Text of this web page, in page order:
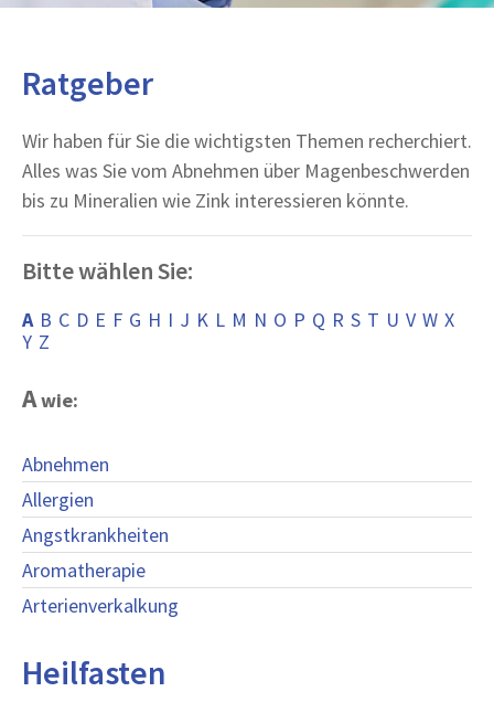
Ratgeber
Wir haben für Sie die wichtigsten Themen recherchiert.
Alles was Sie vom Abnehmen über Magenbeschwerden
bis zu Mineralien wie Zink interessieren könnte.
Bitte wählen Sie:
A B C D E F G H I J K L M N O P Q R S T U V W X
Y Z
Awie:
Abnehmen
Allergien
Angstkrankheiten
Aromatherapie
Arterienverkalkung
Heilfasten